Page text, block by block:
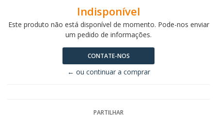
Indisponível
Este produto não está disponível de momento. Pode-nos enviar
um pedido de informações.
CONTATE-NOS
← ou continuar a comprar
PARTILHAR